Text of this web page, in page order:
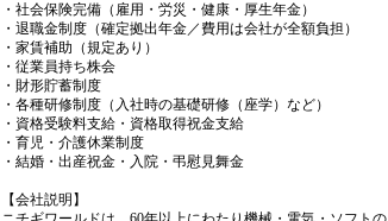
・社会保険完備（雇用・労災・健康・厚生年金）
・退職金制度（確定拠出年金／費用は会社が全額負担）
・家賃補助（規定あり）
・従業員持ち株会
・財形貯蓄制度
・各種研修制度（入社時の基礎研修（座学）など）
・資格受験料支給・資格取得祝金支給
・育児・介護休業制度
・結婚・出産祝金・入院・弔慰見舞金
【会社説明】